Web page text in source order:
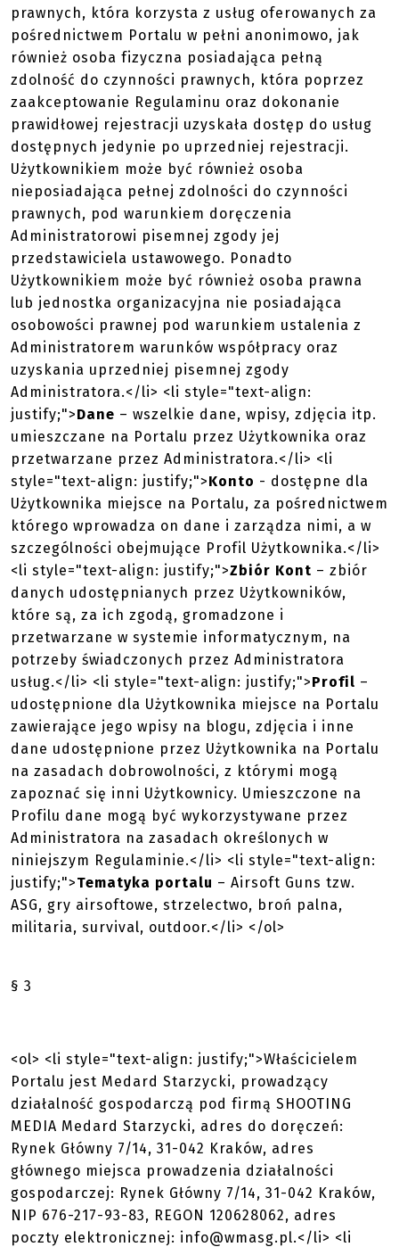
prawnych, która korzysta z usług oferowanych za
pośrednictwem Portalu w pełni anonimowo, jak
również osoba fizyczna posiadająca pełną
zdolność do czynności prawnych, która poprzez
zaakceptowanie Regulaminu oraz dokonanie
prawidłowej rejestracji uzyskała dostęp do usług
dostępnych jedynie po uprzedniej rejestracji.
Użytkownikiem może być również osoba
nieposiadająca pełnej zdolności do czynności
prawnych, pod warunkiem doręczenia
Administratorowi pisemnej zgody jej
przedstawiciela ustawowego. Ponadto
Użytkownikiem może być również osoba prawna
lub jednostka organizacyjna nie posiadająca
osobowości prawnej pod warunkiem ustalenia z
Administratorem warunków współpracy oraz
uzyskania uprzedniej pisemnej zgody
Administratora.</li> <li style="text-align:
justify;">Dane – wszelkie dane, wpisy, zdjęcia itp.
umieszczane na Portalu przez Użytkownika oraz
przetwarzane przez Administratora.</li> <li
style="text-align: justify;">Konto - dostępne dla
Użytkownika miejsce na Portalu, za pośrednictwem
którego wprowadza on dane i zarządza nimi, a w
szczególności obejmujące Profil Użytkownika.</li>
<li style="text-align: justify;">Zbiór Kont – zbiór
danych udostępnianych przez Użytkowników,
które są, za ich zgodą, gromadzone i
przetwarzane w systemie informatycznym, na
potrzeby świadczonych przez Administratora
usług.</li> <li style="text-align: justify;">Profil –
udostępnione dla Użytkownika miejsce na Portalu
zawierające jego wpisy na blogu, zdjęcia i inne
dane udostępnione przez Użytkownika na Portalu
na zasadach dobrowolności, z którymi mogą
zapoznać się inni Użytkownicy. Umieszczone na
Profilu dane mogą być wykorzystywane przez
Administratora na zasadach określonych w
niniejszym Regulaminie.</li> <li style="text-align:
justify;">Tematyka portalu – Airsoft Guns tzw.
ASG, gry airsoftowe, strzelectwo, broń palna,
militaria, survival, outdoor.</li> </ol>
§ 3
<ol> <li style="text-align: justify;">Właścicielem
Portalu jest Medard Starzycki, prowadzący
działalność gospodarczą pod firmą SHOOTING
MEDIA Medard Starzycki, adres do doręczeń:
Rynek Główny 7/14, 31-042 Kraków, adres
głównego miejsca prowadzenia działalności
gospodarczej: Rynek Główny 7/14, 31-042 Kraków,
NIP 676-217-93-83, REGON 120628062, adres
poczty elektronicznej: info@wmasg.pl.</li> <li